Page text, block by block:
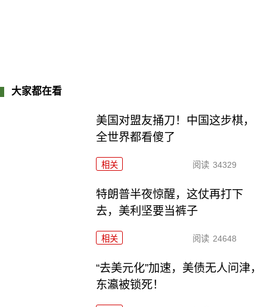
大家都在看
美国对盟友捅刀！中国这步棋，
全世界都看傻了
相关 阅读 34329
特朗普半夜惊醒，这仗再打下
去，美利坚要当裤子
相关 阅读 24648
“去美元化”加速，美债无人问津，
东瀛被锁死！